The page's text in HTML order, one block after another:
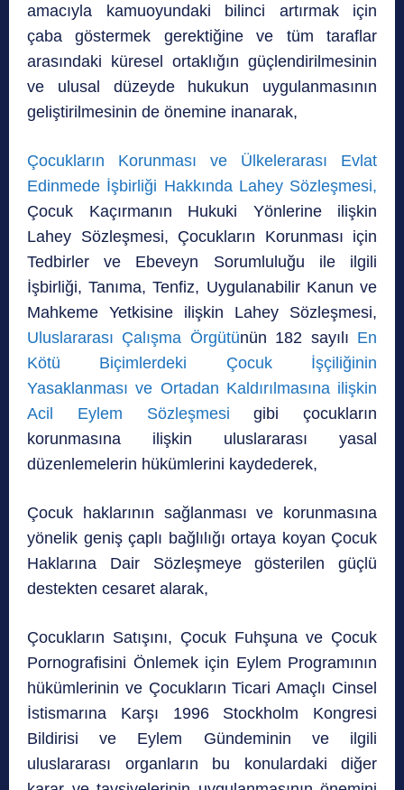
amacıyla kamuoyundaki bilinci artırmak için
çaba göstermek gerektiğine ve tüm taraflar
arasındaki küresel ortaklığın güçlendirilmesinin
ve ulusal düzeyde hukukun uygulanmasının
geliştirilmesinin de önemine inanarak,
Çocukların Korunması ve Ülkelerarası Evlat
Edinmede İşbirliği Hakkında Lahey Sözleşmesi,
Çocuk Kaçırmanın Hukuki Yönlerine ilişkin
Lahey Sözleşmesi, Çocukların Korunması için
Tedbirler ve Ebeveyn Sorumluluğu ile ilgili
İşbirliği, Tanıma, Tenfiz, Uygulanabilir Kanun ve
Mahkeme Yetkisine ilişkin Lahey Sözleşmesi,
Uluslararası Çalışma Örgütünün 182 sayılı En
Kötü Biçimlerdeki Çocuk İşçiliğinin
Yasaklanması ve Ortadan Kaldırılmasına ilişkin
Acil Eylem Sözleşmesi gibi çocukların
korunmasına ilişkin uluslararası yasal
düzenlemelerin hükümlerini kaydederek,
Çocuk haklarının sağlanması ve korunmasına
yönelik geniş çaplı bağlılığı ortaya koyan Çocuk
Haklarına Dair Sözleşmeye gösterilen güçlü
destekten cesaret alarak,
Çocukların Satışını, Çocuk Fuhşuna ve Çocuk
Pornografisini Önlemek için Eylem Programının
hükümlerinin ve Çocukların Ticari Amaçlı Cinsel
İstismarına Karşı 1996 Stockholm Kongresi
Bildirisi ve Eylem Gündeminin ve ilgili
uluslararası organların bu konulardaki diğer